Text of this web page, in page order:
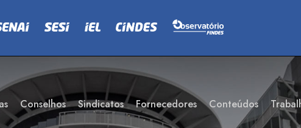
Conselhos Sindicatos Fornecedores Conteúdos